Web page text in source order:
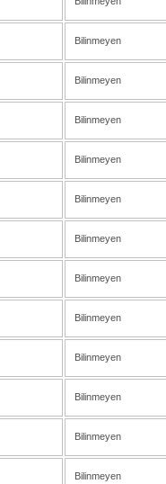
Bilinmeyen
Bilinmeyen
Bilinmeyen
Bilinmeyen
Bilinmeyen
Bilinmeyen
Bilinmeyen
Bilinmeyen
Bilinmeyen
Bilinmeyen
Bilinmeyen
Bilinmeyen